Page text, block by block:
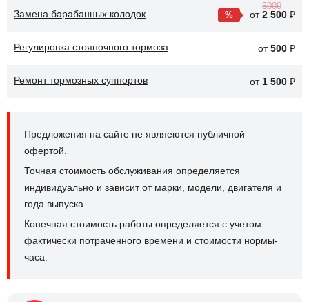
Замена барабанных колодок от
5000
2 500 ₽
Регулировка стояночного тормоза от500 ₽
Ремонт тормозных суппортов от 1 500 ₽
Предложения на сайте не являеются публичной
офертой.
Точная стоимость обслуживания определяется
индивидуально и зависит от марки, модели, двигателя и
года выпуска.
Конечная стоимость работы определяется с учетом
фактически потраченного времени и стоимости нормы-
часа.